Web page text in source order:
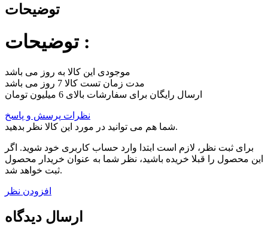
توضیحات
توضیحات :
موجودی این کالا به روز می باشد
مدت زمان تست کالا 7 روز می باشد
ارسال رایگان برای سفارشات بالای 6 میلیون تومان
نظرات پرسش و پاسخ
شما هم می توانید در مورد این کالا نظر بدهید.
برای ثبت نظر، لازم است ابتدا وارد حساب کاربری خود شوید. اگر
این محصول را قبلا خریده باشید، نظر شما به عنوان خریدار محصول
ثبت خواهد شد.
افزودن نظر
ارسال دیدگاه